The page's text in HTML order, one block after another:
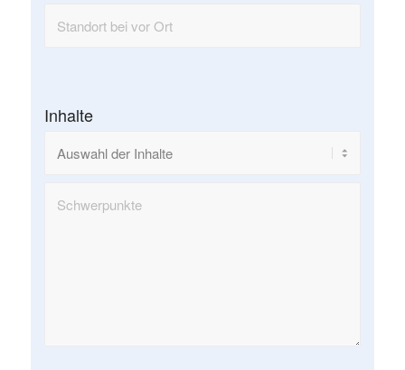
Inhalte